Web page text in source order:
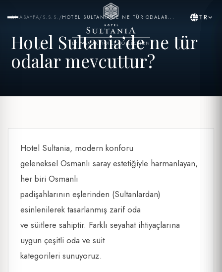
BY YASMAK HOTEL COLLECTION
TR
ANASAYFA/ S.S.S. /HOTEL SULTANIA’DE NE TÜR ODALAR...
Hotel Sultania’de ne tür
odalar mevcuttur?
Hotel Sultania, modern konforu
geleneksel Osmanlı saray estetiğiyle harmanlayan,
her biri Osmanlı
padişahlarının eşlerinden (Sultanlardan)
esinlenilerek tasarlanmış zarif oda
ve süitlere sahiptir. Farklı seyahat ihtiyaçlarına
uygun çeşitli oda ve süit
kategorileri sunuyoruz.